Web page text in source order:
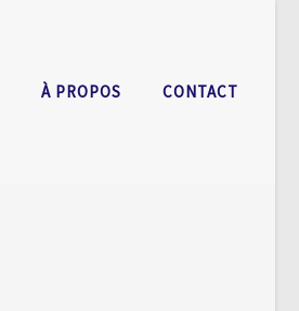
À PROPOS CONTACT